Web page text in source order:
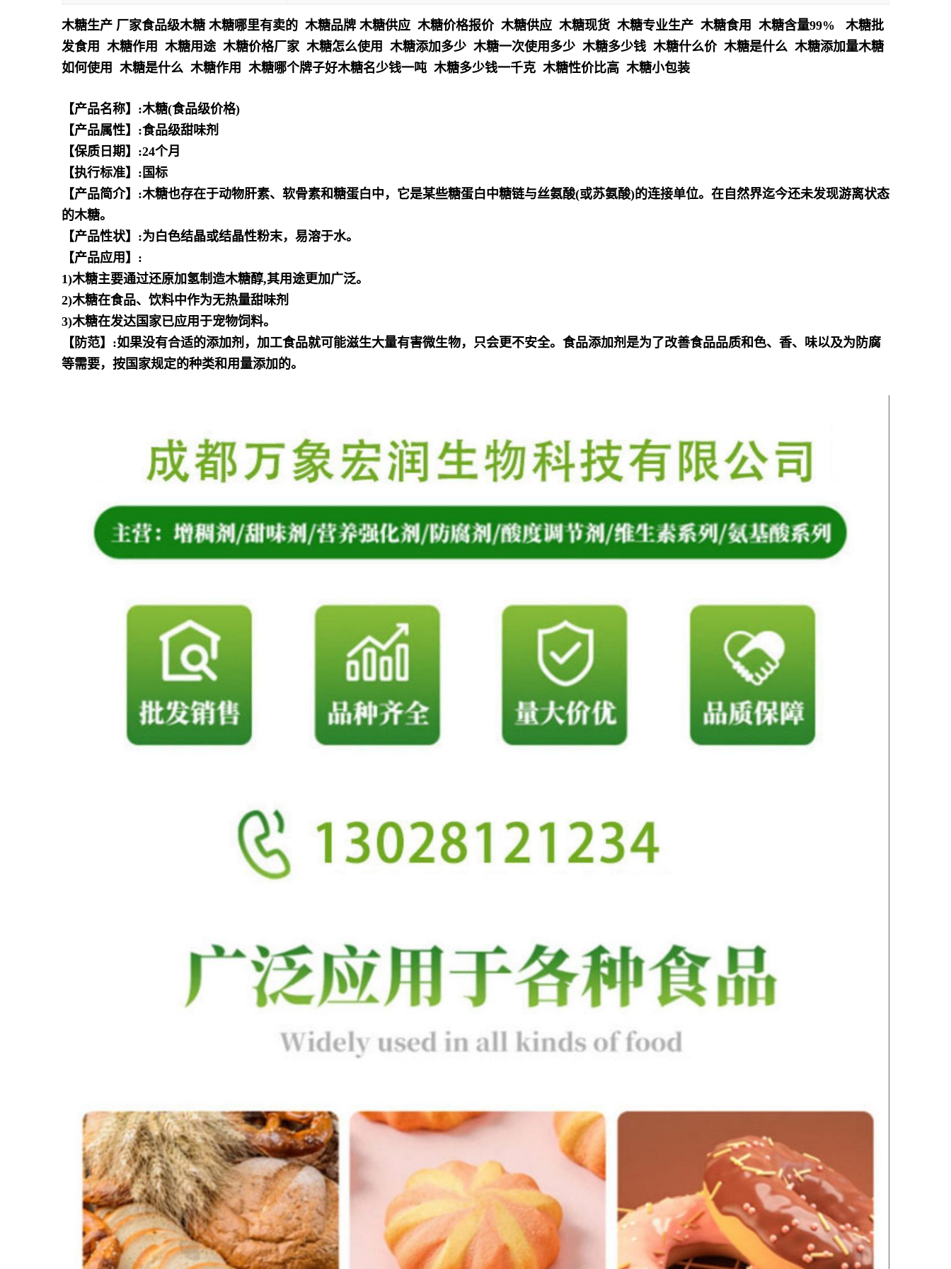
木糖生产 厂家食品级木糖 木糖哪里有卖的 木糖品牌 木糖供应 木糖价格报价 木糖供应 木糖现货 木糖专业生产 木糖食用 木糖含量99% 木糖批
发食用 木糖作用 木糖用途 木糖价格厂家 木糖怎么使用 木糖添加多少 木糖一次使用多少 木糖多少钱 木糖什么价 木糖是什么 木糖添加量木糖
如何使用 木糖是什么 木糖作用 木糖哪个牌子好木糖名少钱一吨 木糖多少钱一千克 木糖性价比高 木糖小包装
【产品名称】:木糖(食品级价格)
【产品属性】:食品级甜味剂
【保质日期】:24个月
【执行标准】:国标
【产品简介】:木糖也存在于动物肝素、软骨素和糖蛋白中，它是某些糖蛋白中糖链与丝氨酸(或苏氨酸)的连接单位。在自 然界迄今还未发现游离状态
的木糖。
【产品性状】:为白色结晶或结晶性粉末，易溶于水。
【产品应用】:
1)木糖主要通过还原加氢制造木糖醇,其用途更加广泛。
2)木糖在食品、饮料中作为无热量甜味剂
3)木糖在发达国家已应用于宠物饲料。
【防范】:如果没有合适的添加剂，加工食品就可能滋生大量有害微生物，只会更不安全。食品添加剂是为了改善食品品质和色、香、味以及为防腐
等需要，按国家规定的种类和用量添加的。